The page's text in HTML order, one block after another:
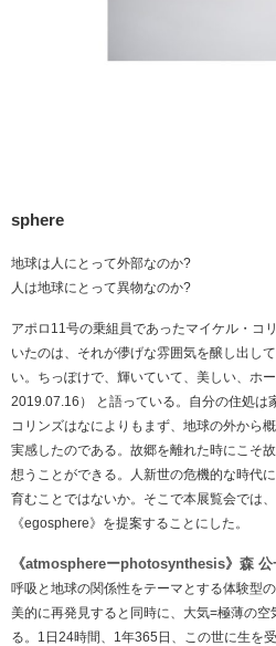
sphere
地球は人にとって外部なのか?
人は地球にとって異物なのか?
アポロ11号の乗組員であったマイケル・コ
いたのは、それが儚げな雰囲気を醸し出し
い。ちっぽけで、輝いていて、美しい、ホ
2019.07.16） と語っている。自分の住処は
コリンズはなによりもまず、地球の外から
実感したのである。故郷を離れた時にこそ
想うことができる。人新世の危機的な時代
育むことではないか。そこで本展覧会では
《egosphere》を提案することにした。
《atmosphereーphotosynthesis》森 公
呼吸と地球の関係性をテーマとする体験型
美的に再発見すると同時に、大気=極薄の
る。1日24時間、1年365日、この世に生を